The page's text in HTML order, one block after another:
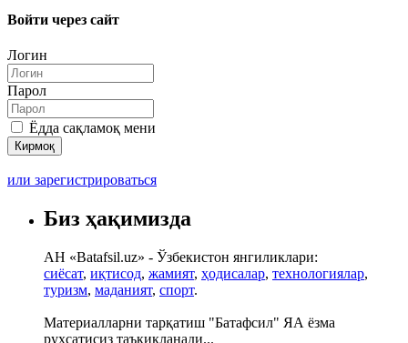
Войти через сайт
Логин
Парол
Ёдда сақламоқ мени
или зарегистрироваться
Биз ҳақимизда
АН «Batafsil.uz» - Ўзбекистон янгиликлари:
сиёсат, иқтисод, жамият, ҳодисалар, технологиялар,
туризм, маданият, спорт.
Материалларни тарқатиш "Батафсил" ЯА ёзма
рухсатисиз таъқиқланади...